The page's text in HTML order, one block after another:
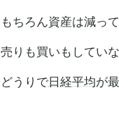
もちろん資産は減って
売りも買いもしてい
どうりで日経平均が